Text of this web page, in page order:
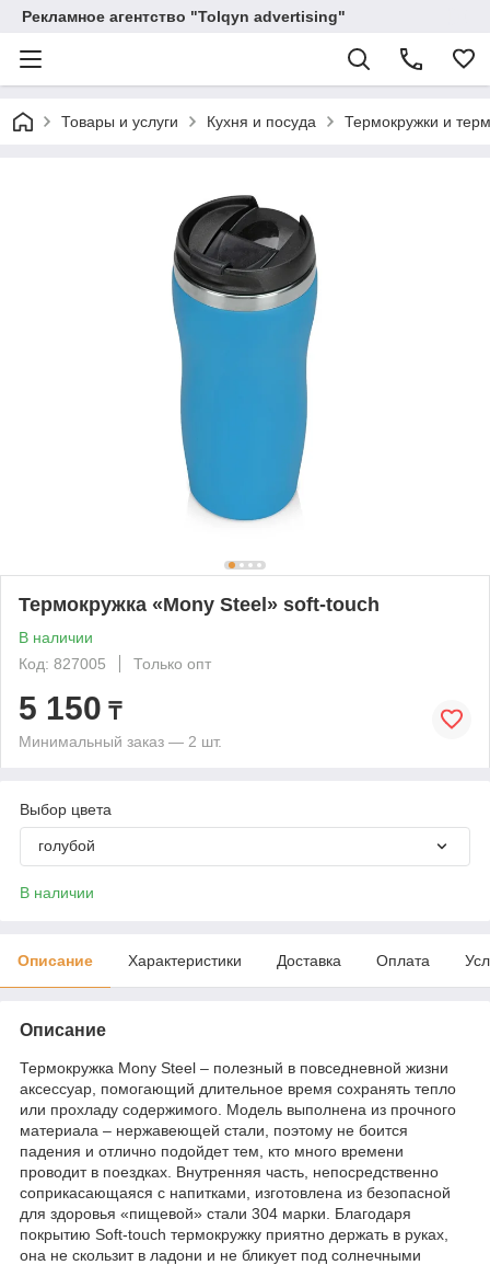
Рекламное агентство "Tolqyn advertising"
Товары и услуги Кухня и посуда Термокружки и
Термокружка «Mony Steel» soft-touch
В наличии
Код: 827005
Только опт
5 150 ₸
Минимальный заказ — 2 шт.
Выбор цвета
голубой
В наличии
Описание Характеристики Доставка Оплата
Описание
Термокружка Mony Steel – полезный в повседневной жизни
аксессуар, помогающий длительное время сохранять тепло
или прохладу содержимого. Модель выполнена из прочного
материала – нержавеющей стали, поэтому не боится
падения и отлично подойдет тем, кто много времени
проводит в поездках. Внутренняя часть, непосредственно
соприкасающаяся с напитками, изготовлена из безопасной
для здоровья «пищевой» стали 304 марки. Благодаря
покрытию Soft-touch термокружку приятно держать в руках,
она не скользит в ладони и не бликует под солнечными